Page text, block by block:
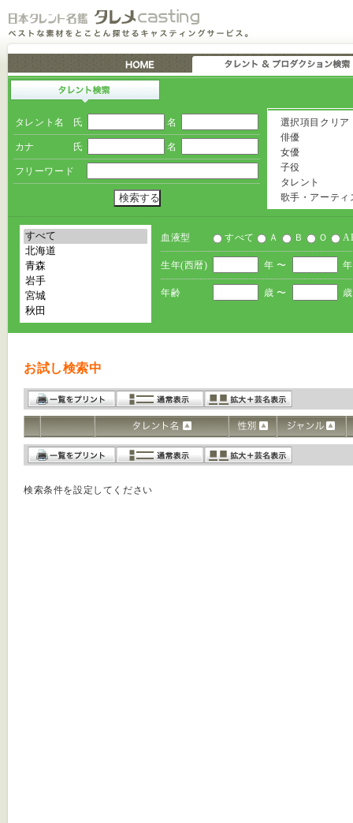
タレント名 氏 名
カナ 氏 名
フリーワード
選択項目クリア
俳優
女優
子役
タレント
歌手・アーティ
血液型 すべて Ａ Ｂ Ｏ
生年(西暦) 年 〜
年齢 歳 〜 歳
お試し検索中
検索条件を設定してください